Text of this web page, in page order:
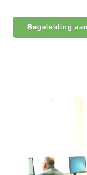
Begeleiding